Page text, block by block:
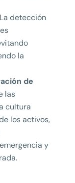
detección
la
de
las
cultura
los activos,
y